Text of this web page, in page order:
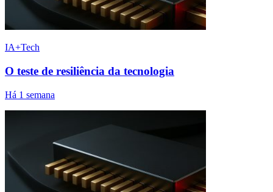
IA+Tech
O teste de resiliência da tecnologia
Há 1 semana